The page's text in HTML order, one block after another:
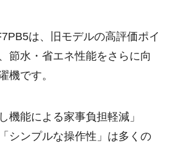
は、旧モデルの高評価ポイ
節水・省エネ性能をさらに向
機です。
機能による家事負担軽減」
シンプルな操作性」は多くの